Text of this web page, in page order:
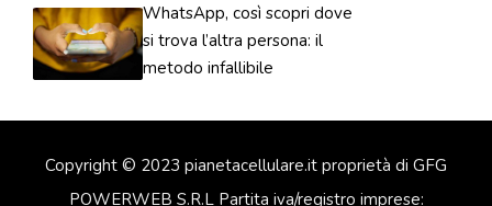
WhatsApp, così scopri dove
si trova l’altra persona: il
metodo infallibile
Copyright © 2023 pianetacellulare.it proprietà di GFG
POWERWEB S.R.L Partita iva/registro imprese: